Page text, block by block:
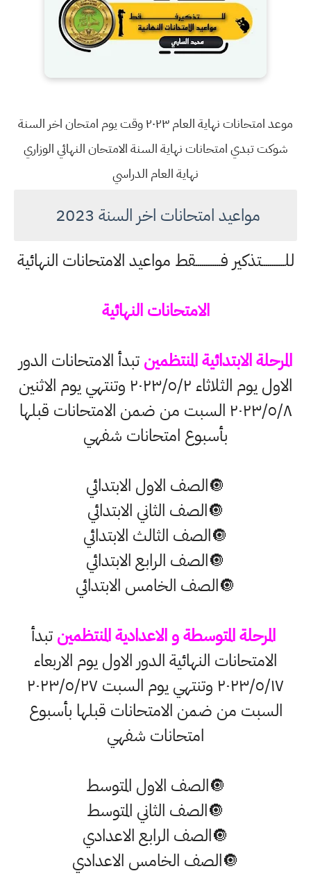
موعد امتحانات نهاية العام ٢٠٢٣ وقت يوم امتحان اخر السنة
شوكت تبدي امتحانات نهاية السنة الامتحان النهائي الوزاري
نهاية العام الدراسي
مواعيد امتحانات اخر السنة 2023
للـــــــــــتذكير فــــــــــــقط مواعيد الامتحانات النهائية
الامتحانات النهائية
المرحلة الابتدائية المنتظمينتبدأ الامتحانات الدور
الاول يوم الثلاثاء ٢٠٢٣/٥/٢ وتنتهي يوم الاثنين
٢٠٢٣/٥/٨ السبت من ضمن الامتحانات قبلها
بأسبوع امتحانات شفهي
🔘الصف الاول الابتدائي
🔘الصف الثاني الابتدائي
🔘الصف الثالث الابتدائي
🔘الصف الرابع الابتدائي
🔘الصف الخامس الابتدائي
المرحلة المتوسطة و الاعدادية المنتظمينتبدأ
الامتحانات النهائية الدور الاول يوم الاربعاء
٢٠٢٣/٥/١٧ وتنتهي يوم السبت ٢٠٢٣/٥/٢٧
السبت من ضمن الامتحانات قبلها بأسبوع
امتحانات شفهي
🔘الصف الاول المتوسط
🔘الصف الثاني المتوسط
🔘الصف الرابع الاعدادي
🔘الصف الخامس الاعدادي